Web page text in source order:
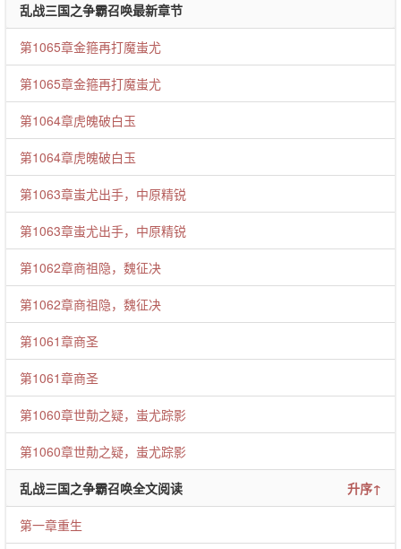
乱战三国之争霸召唤最新章节
第1065章金箍再打魔蚩尤
第1065章金箍再打魔蚩尤
第1064章虎魄破白玉
第1064章虎魄破白玉
第1063章蚩尤出手，中原精锐
第1063章蚩尤出手，中原精锐
第1062章商祖隐，魏征决
第1062章商祖隐，魏征决
第1061章商圣
第1061章商圣
第1060章世勣之疑，蚩尤踪影
第1060章世勣之疑，蚩尤踪影
乱战三国之争霸召唤全文阅读 升序↑
第一章重生